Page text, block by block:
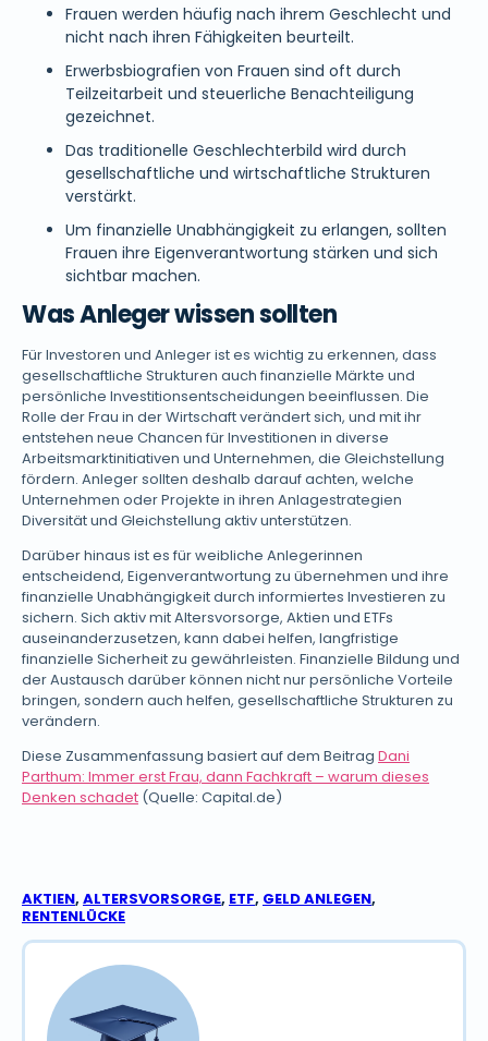
Frauen werden häufig nach ihrem Geschlecht und
nicht nach ihren Fähigkeiten beurteilt.
Erwerbsbiografien von Frauen sind oft durch
Teilzeitarbeit und steuerliche Benachteiligung
gezeichnet.
Das traditionelle Geschlechterbild wird durch
gesellschaftliche und wirtschaftliche Strukturen
verstärkt.
Um finanzielle Unabhängigkeit zu erlangen, sollten
Frauen ihre Eigenverantwortung stärken und sich
sichtbar machen.
Was Anleger wissen sollten
Für Investoren und Anleger ist es wichtig zu erkennen, dass
gesellschaftliche Strukturen auch finanzielle Märkte und
persönliche Investitionsentscheidungen beeinflussen. Die
Rolle der Frau in der Wirtschaft verändert sich, und mit ihr
entstehen neue Chancen für Investitionen in diverse
Arbeitsmarktinitiativen und Unternehmen, die Gleichstellung
fördern. Anleger sollten deshalb darauf achten, welche
Unternehmen oder Projekte in ihren Anlagestrategien
Diversität und Gleichstellung aktiv unterstützen.
Darüber hinaus ist es für weibliche Anlegerinnen
entscheidend, Eigenverantwortung zu übernehmen und ihre
finanzielle Unabhängigkeit durch informiertes Investieren zu
sichern. Sich aktiv mit Altersvorsorge, Aktien und ETFs
auseinanderzusetzen, kann dabei helfen, langfristige
finanzielle Sicherheit zu gewährleisten. Finanzielle Bildung und
der Austausch darüber können nicht nur persönliche Vorteile
bringen, sondern auch helfen, gesellschaftliche Strukturen zu
verändern.
Diese Zusammenfassung basiert auf dem Beitrag Dani
Parthum: Immer erst Frau, dann Fachkraft – warum dieses
Denken schadet (Quelle: Capital.de)
AKTIEN, ALTERSVORSORGE, ETF, GELD ANLEGEN,
RENTENLÜCKE